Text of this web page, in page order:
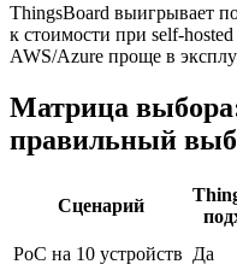
ThingsBoard выигрывает
к стоимости при self-
AWS/Azure проще в
Матрица
правильный
Сценарий
PoC на 10 устройств Да